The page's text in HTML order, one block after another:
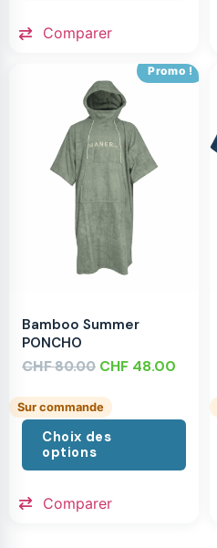
Comparer
Promo !
Bamboo Summer
PONCHO
CHF80.00 CHF 48.00
Sur commande
Choix des
options
Comparer